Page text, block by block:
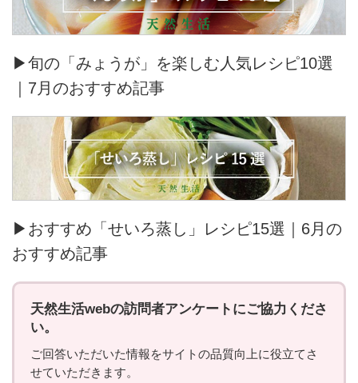
▶旬の「みょうが」を楽しむ人気レシピ10選
｜7月のおすすめ記事
▶おすすめ「せいろ蒸し」レシピ15選｜6月の
おすすめ記事